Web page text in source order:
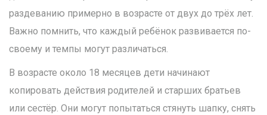
раздеванию примерно в возрасте от двух до трёх лет.
Важно помнить, что каждый ребёнок развивается по-
своему и темпы могут различаться.
В возрасте около 18 месяцев дети начинают
копировать действия родителей и старших братьев
или сестёр. Они могут попытаться стянуть шапку, снять